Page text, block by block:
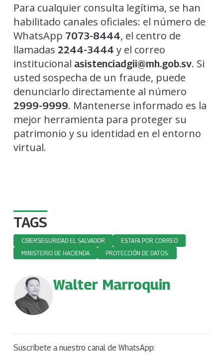
Para cualquier consulta legítima, se han
habilitado canales oficiales: el número de
WhatsApp 7073-8444, el centro de
llamadas 2244-3444 y el correo
institucional asistenciadgii@mh.gob.sv. Si
usted sospecha de un fraude, puede
denunciarlo directamente al número
2999-9999. Mantenerse informado es la
mejor herramienta para proteger su
patrimonio y su identidad en el entorno
virtual.
TAGS
CIBERSEGURIDAD EL SALVADOR
ESTAFA POR CORREO
MINISTERIO DE HACIENDA
PROTECCIÓN DE DATOS.
Walter Marroquin
Suscríbete a nuestro canal de WhatsApp: